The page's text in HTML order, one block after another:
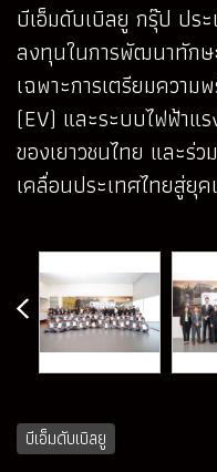
บีเอ็มดับเบิลยู กรุ๊ป ปร
ลงทุนในการพัฒนาทักษ
เฉพาะการเตรียมความ
(EV) และระบบไฟฟ้าแ
ของเยาวชนไทย และร่
เคลื่อนประเทศไทยสู่ยุ
บีเอ็มดับเบิลยู